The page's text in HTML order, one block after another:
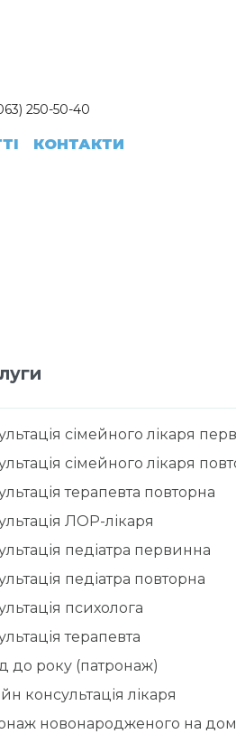
250-50-40
КОНТАКТИ
сімейного лікаря
сімейного лікаря
терапевта повторна
ЛОР-лікаря
педіатра первинна
педіатра повторна
психолога
терапевта
до року (патронаж)
консультація лікаря
новонародженого на